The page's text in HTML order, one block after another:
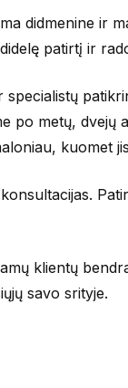
didmenine ir
patirtį ir
specialistų
po metų, dvejų
kuomet
klientų
savo srityje.